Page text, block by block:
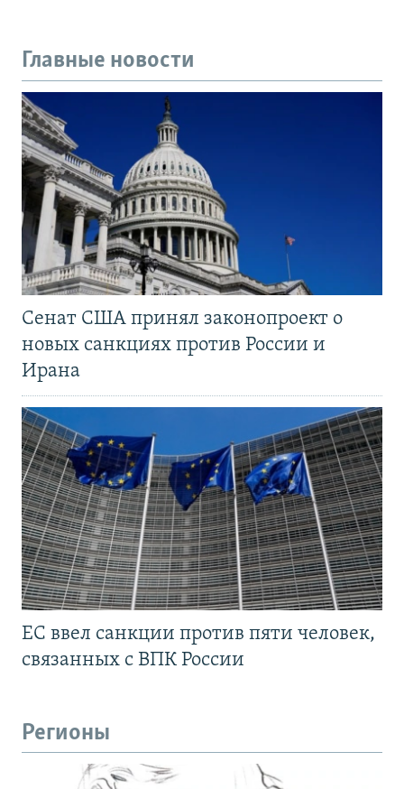
Главные новости
Сенат США принял законопроект о
новых санкциях против России и
Ирана
ЕС ввел санкции против пяти человек,
связанных с ВПК России
Регионы